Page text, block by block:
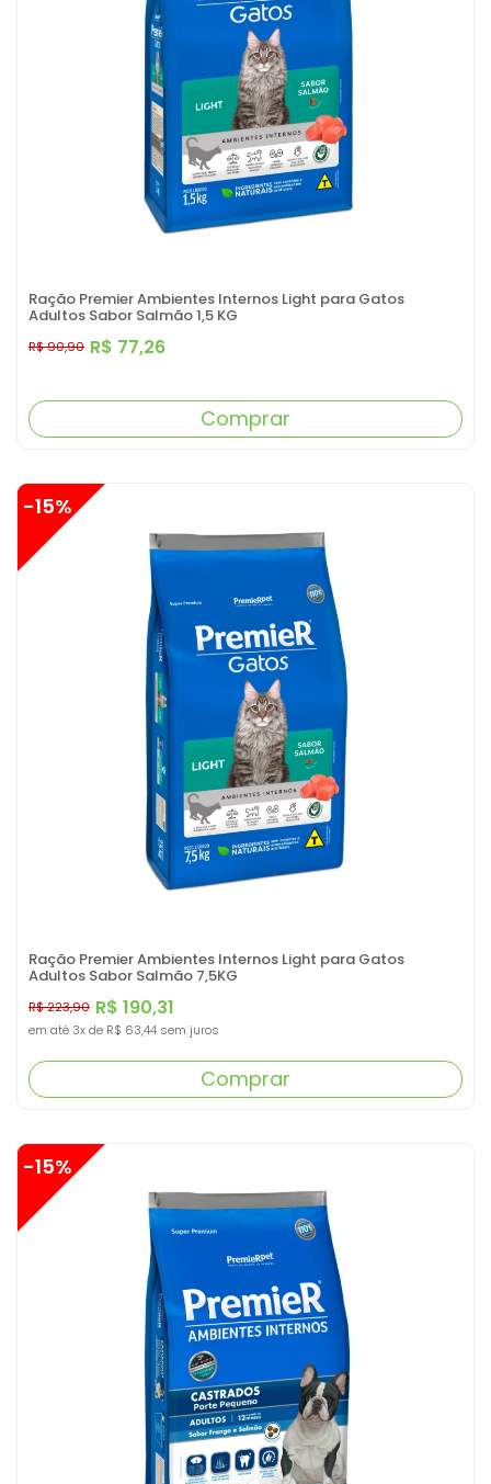
Ração Premier Ambientes Internos Light para Gatos
Adultos Sabor Salmão 1,5 KG
R$ 77,26
R$ 90,90
Comprar
Ração Premier Ambientes Internos Light para Gatos
Adultos Sabor Salmão 7,5KG
R$ 190,31
R$ 223,90
-15%
em até 3x de R$ 63,44 sem juros
Comprar
-15%